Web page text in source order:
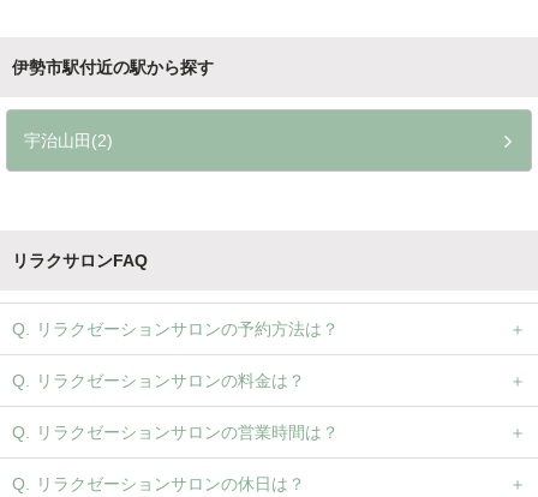
伊勢市駅付近の駅から探す
宇治山田(2)
リラクサロンFAQ
リラクゼーションサロンの予約方法は？
リラクゼーションサロンの料金は？
リラクゼーションサロンの営業時間は？
リラクゼーションサロンの休日は？